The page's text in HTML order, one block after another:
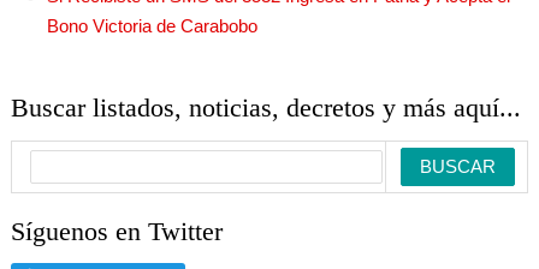
Bono Victoria de Carabobo
Buscar listados, noticias, decretos y más aquí...
Síguenos en Twitter